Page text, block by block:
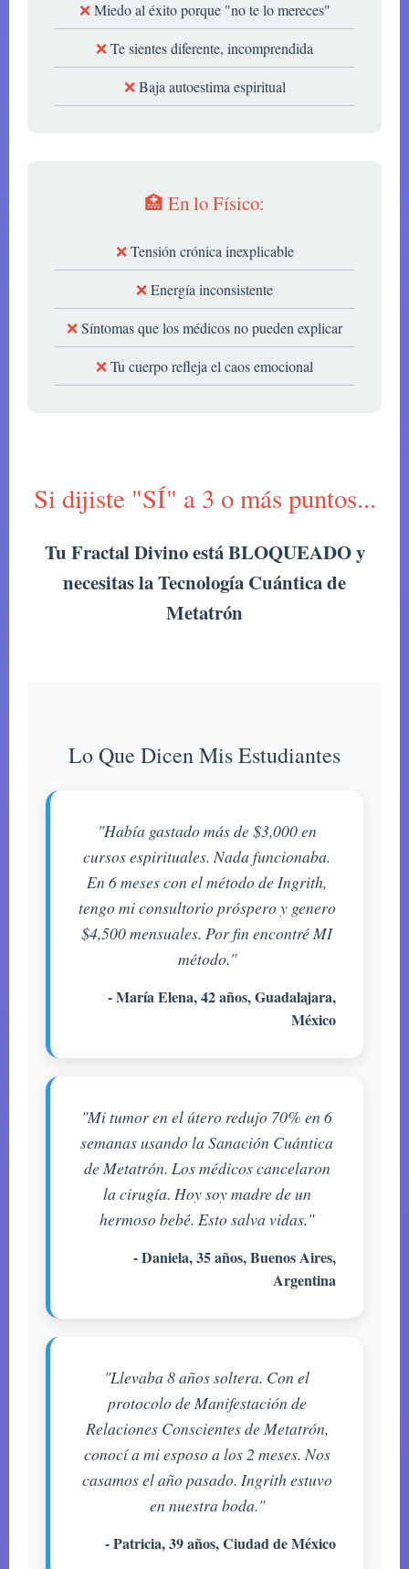
Miedo al éxito porque "no te lo mereces"
Te sientes diferente, incomprendida
Baja autoestima espiritual
🏥 En lo Físico:
Tensión crónica inexplicable
Energía inconsistente
Síntomas que los médicos no pueden explicar
Tu cuerpo refleja el caos emocional
Si dijiste "SÍ" a 3 o más puntos...
Tu Fractal Divino está BLOQUEADO y
necesitas la Tecnología Cuántica de
Metatrón
Lo Que Dicen Mis Estudiantes
"Había gastado más de $3,000 en
cursos espirituales. Nada funcionaba.
En 6 meses con el método de Ingrith,
tengo mi consultorio próspero y genero
$4,500 mensuales. Por fin encontré MI
método."
- María Elena, 42 años, Guadalajara,
México
"Mi tumor en el útero redujo 70% en 6
semanas usando la Sanación Cuántica
de Metatrón. Los médicos cancelaron
la cirugía. Hoy soy madre de un
hermoso bebé. Esto salva vidas."
- Daniela, 35 años, Buenos Aires,
Argentina
"Llevaba 8 años soltera. Con el
protocolo de Manifestación de
Relaciones Conscientes de Metatrón,
conocí a mi esposo a los 2 meses. Nos
casamos el año pasado. Ingrith estuvo
en nuestra boda."
- Patricia, 39 años, Ciudad de México